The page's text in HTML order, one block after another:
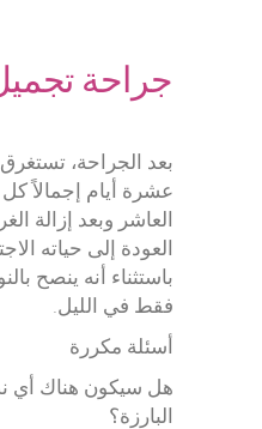
جراحة
بعد الجراحة،
عشرة أيام إجمالاً
العاشر وبعد إزالة
العودة إلى حياته
باستثناء أنه ينصح
فقط في الليل.
أسئلة مكررة
هل سيكون هناك أي
البارزة؟